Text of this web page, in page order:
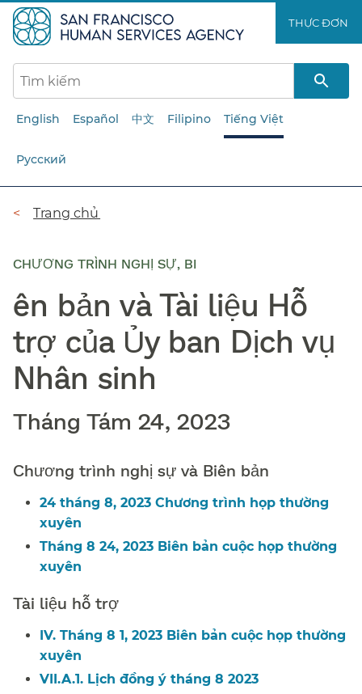
đến
nội
dung
THỰC ĐƠN​​
English Español 中文 Filipino Tiếng Việt
Русский
Đường
Trang chủ​​
CHƯƠNG TRÌNH NGHỊ SỰ, BI
ên bản và Tài liệu Hỗ
trợ của Ủy ban Dịch vụ
Nhân sinh​​
Tháng Tám 24, 2023​​
Chương trình nghị sự và Biên bản​​
24 tháng 8, 2023 Chương trình họp thường
xuyên​​
Tháng 8 24, 2023 Biên bản cuộc họp thường
xuyên​​
Tài liệu hỗ trợ​​
IV. Tháng 8 1, 2023 Biên bản cuộc họp thường
xuyên​​
VII.A.1. Lịch đồng ý tháng 8 2023​​